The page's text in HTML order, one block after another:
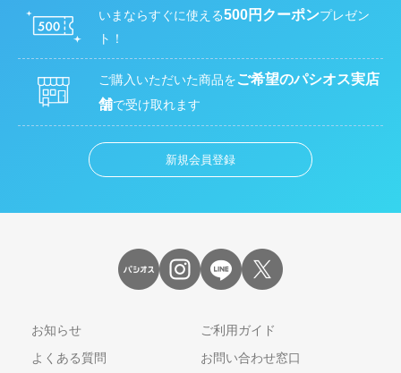
いまならすぐに使える500円クーポンプレゼン
ト！
ご購入いただいた商品をご希望のパシオス実店
舗で受け取れます
新規会員登録
お知らせ
ご利用ガイド
よくある質問
お問い合わせ窓口